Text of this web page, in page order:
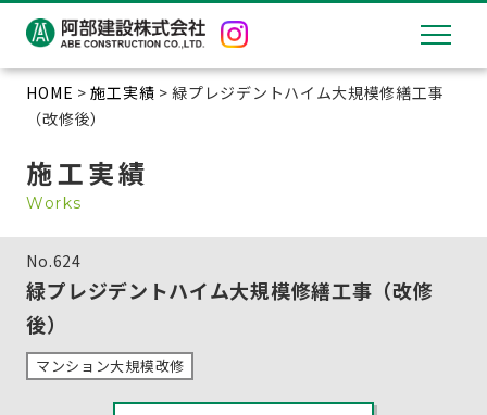
HOME >施工実績 > 緑プレジデントハイム大規模修繕工事
（改修後）
施工実績
Works
No.624
緑プレジデントハイム大規模修繕工事（改修
後）
マンション大規模改修